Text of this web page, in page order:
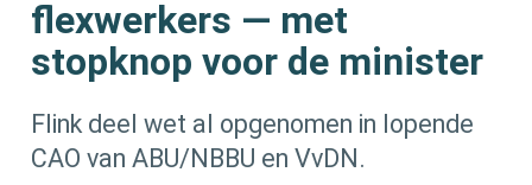
flexwerkers — met
stopknop voor de minister
Flink deel wet al opgenomen in lopende
CAO van ABU/NBBU en VvDN.